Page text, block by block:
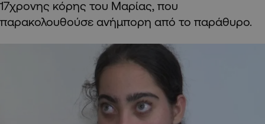
17χρονης κόρης του Μαρίας, που
παρακολουθούσε ανήμπορη από το παράθυρο.